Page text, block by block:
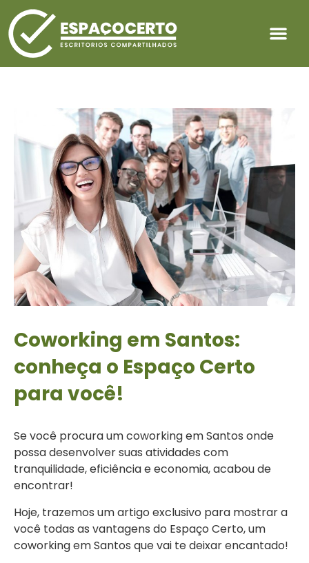
Coworking em Santos:
conheça o Espaço Certo
para você!
Se você procura um coworking em Santos onde
possa desenvolver suas atividades com
tranquilidade, eficiência e economia, acabou de
encontrar!
Hoje, trazemos um artigo exclusivo para mostrar a
você todas as vantagens do Espaço Certo, um
coworking em Santos que vai te deixar encantado!